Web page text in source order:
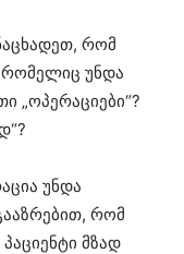
რომ
რომელიც უნდა
„ოპერაციები“?
უნდა
რომ
მზად